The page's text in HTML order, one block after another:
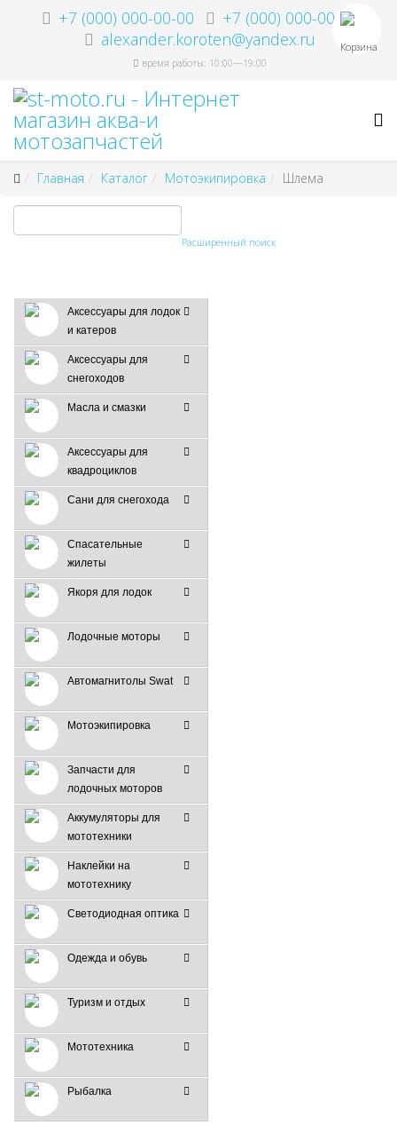
+7 (000) 000-00-00
+7 (000) 000-00-00
alexander.koroten@yandex.ru
время работы: 10:00—19:00
Корзина
Главная Каталог Мотоэкипировка Шлема
Расширенный поиск
Аксессуары для лодок
и катеров
Аксессуары для
снегоходов
Масла и смазки
Аксессуары для
квадроциклов
Сани для снегохода
Спасательные
жилеты
Якоря для лодок
Лодочные моторы
Автомагнитолы Swat
Мотоэкипировка
Запчасти для
лодочных моторов
Аккумуляторы для
мототехники
Наклейки на
мототехнику
Светодиодная оптика
Одежда и обувь
Туризм и отдых
Мототехника
Рыбалка